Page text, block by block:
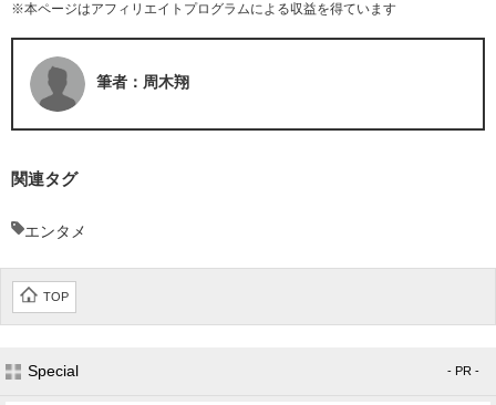
※本ページはアフィリエイトプログラムによる収益を得ています
筆者：周木翔
関連タグ
エンタメ
TOP
Special - PR -